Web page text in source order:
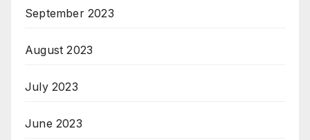
September 2023
August 2023
July 2023
June 2023